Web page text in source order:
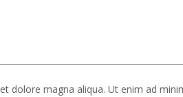
dolore magna aliqua. Ut enim ad